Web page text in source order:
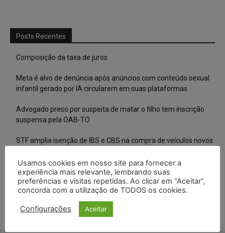
Posts Recentes
Composição da taxa de juros
Meta é alvo de denúncia após anúncios com conteúdo sexual
infantil gerado por IA circularem em suas plataformas
Advogado preso por suspeita de matar o filho tem inscrição
suspensa pela OAB-TO
STF amplia isenção de IBS e CBS na compra de veículos novos
Justiça do Trabalho mantém justa causa de empregado que
vendia canetas emagrecedoras no local de trabalho
Usamos cookies em nosso site para fornecer a
experiência mais relevante, lembrando suas
preferências e visitas repetidas. Ao clicar em “Aceitar”,
concorda com a utilização de TODOS os cookies.
Configurações Aceitar